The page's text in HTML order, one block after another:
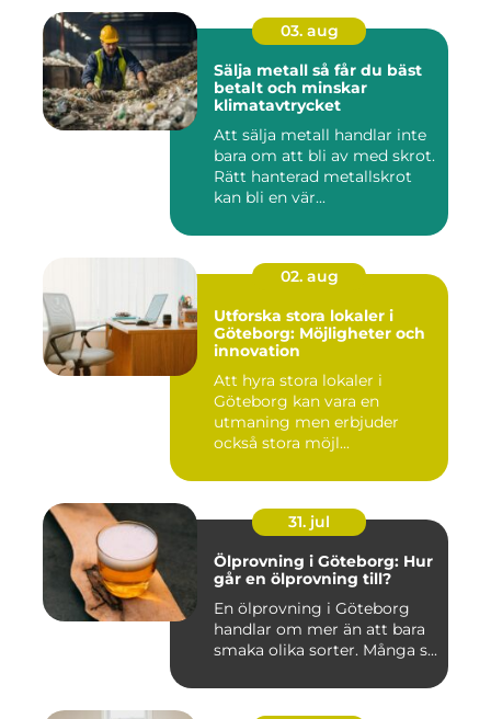
03. aug
Sälja metall så får du bäst
betalt och minskar
klimatavtrycket
Att sälja metall handlar inte
bara om att bli av med skrot.
Rätt hanterad metallskrot
kan bli en vär...
02. aug
Utforska stora lokaler i
Göteborg: Möjligheter och
innovation
Att hyra stora lokaler i
Göteborg kan vara en
utmaning men erbjuder
också stora möjl...
31. jul
Ölprovning i Göteborg: Hur
går en ölprovning till?
En ölprovning i Göteborg
handlar om mer än att bara
smaka olika sorter. Många s...